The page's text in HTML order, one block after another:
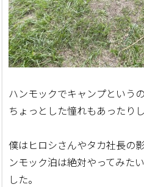
ハンモックでキャンプという
ちょっとした憧れもあったり
僕はヒロシさんやタカ社長の
ンモック泊は絶対やってみた
した。